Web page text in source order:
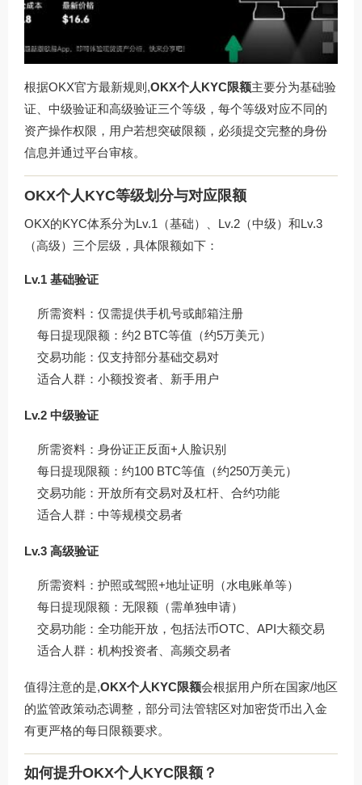
根据OKX官方最新规则,OKX个人KYC限额主要分为基础验
证、中级验证和高级验证三个等级，每个等级对应不同的
资产操作权限，用户若想突破限额，必须提交完整的身份
信息并通过平台审核。
OKX个人KYC等级划分与对应限额
OKX的KYC体系分为Lv.1（基础）、Lv.2（中级）和Lv.3
（高级）三个层级，具体限额如下：
Lv.1 基础验证
所需资料：仅需提供手机号或邮箱注册
每日提现限额：约2 BTC等值（约5万美元）
交易功能：仅支持部分基础交易对
适合人群：小额投资者、新手用户
Lv.2 中级验证
所需资料：身份证正反面+人脸识别
每日提现限额：约100 BTC等值（约250万美元）
交易功能：开放所有交易对及杠杆、合约功能
适合人群：中等规模交易者
Lv.3 高级验证
所需资料：护照或驾照+地址证明（水电账单等）
每日提现限额：无限额（需单独申请）
交易功能：全功能开放，包括法币OTC、API大额交易
适合人群：机构投资者、高频交易者
值得注意的是,OKX个人KYC限额会根据用户所在国家/地区
的监管政策动态调整，部分司法管辖区对加密货币出入金
有更严格的每日限额要求。
如何提升OKX个人KYC限额？